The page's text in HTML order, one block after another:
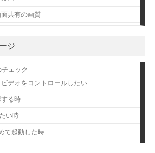
共有の画質
ジ
ェック
デオをコントロールしたい
る時
い時
て起動した時